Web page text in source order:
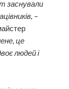
заснували
–
це
людей і